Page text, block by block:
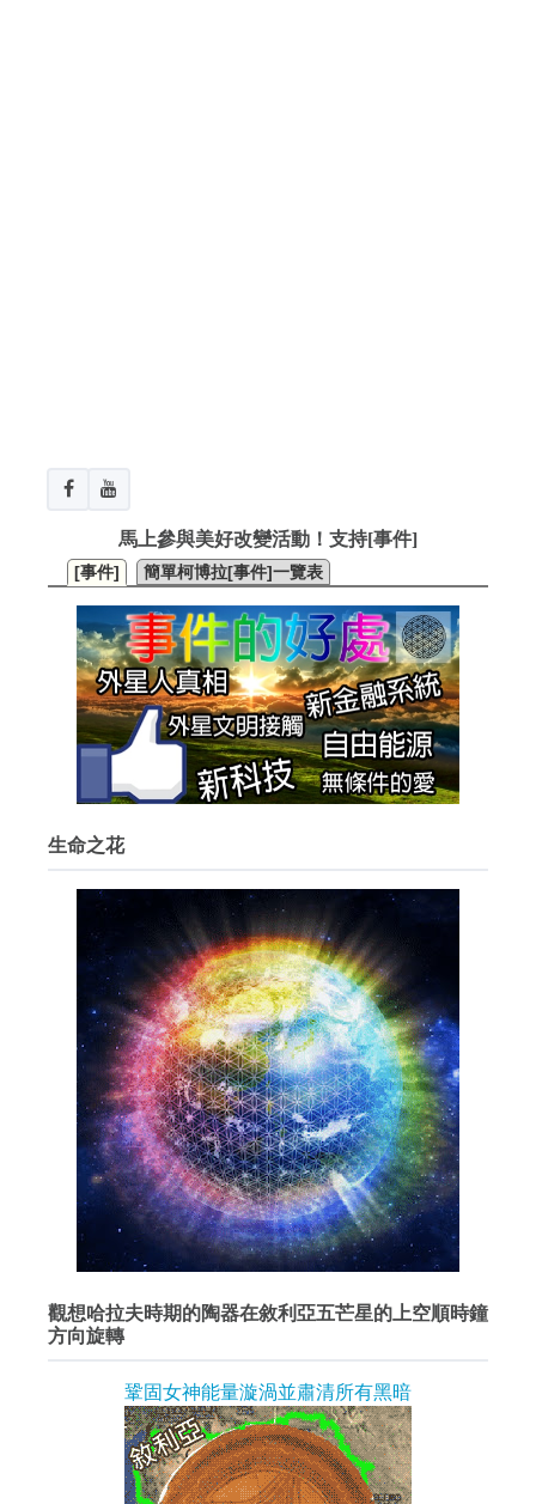
馬上參與美好改變活動！支持[事件]
[事件] 簡單柯博拉[事件]一覽表
生命之花
觀想哈拉夫時期的陶器在敘利亞五芒星的上空順時鐘
方向旋轉
鞏固女神能量漩渦並肅清所有黑暗